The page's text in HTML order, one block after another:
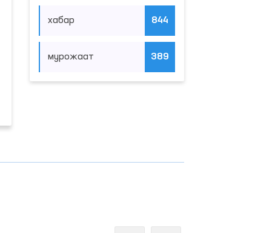
хабар 844
мурожаат 389